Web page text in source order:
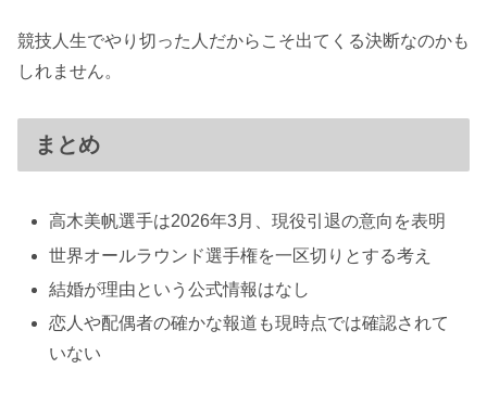
競技人生でやり切った人だからこそ出てくる決断なのかも
しれません。
まとめ
高木美帆選手は2026年3月、現役引退の意向を表明
世界オールラウンド選手権を一区切りとする考え
結婚が理由という公式情報はなし
恋人や配偶者の確かな報道も現時点では確認されて
いない